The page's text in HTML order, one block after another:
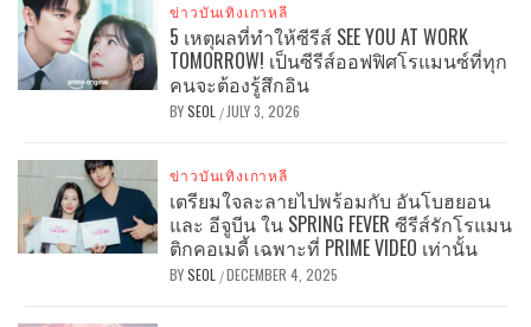
ข่าวบันเทิงเกาหลี
5 เหตุผลที่ทำให้ซีรีส์ SEE YOU AT WORK
TOMORROW! เป็นซีรีส์ออฟฟิศโรแมนซ์ที่ทุก
คนจะต้องรู้สึกอิน
BYSEOL / JULY 3, 2026
ข่าวบันเทิงเกาหลี
เตรียมใจละลายไปพร้อมกับ อันโบฮยอน
และ อีจูบีน ใน SPRING FEVER ซีรีส์รักโรแมน
ติกคอเมดี้ เฉพาะที่ PRIME VIDEO เท่านั้น
BYSEOL /DECEMBER 4, 2025